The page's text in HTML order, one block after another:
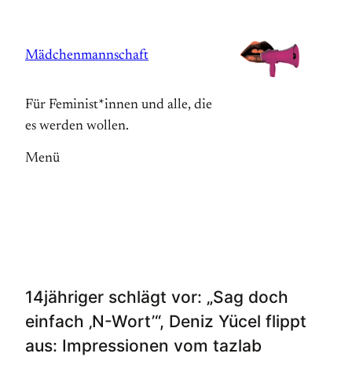
springen
Mädchenmannschaft
Für Feminist*innen und alle, die
es werden wollen.
Menü
14jähriger schlägt vor: „Sag doch
einfach ‚N-Wort’“, Deniz Yücel flippt
aus: Impressionen vom tazlab